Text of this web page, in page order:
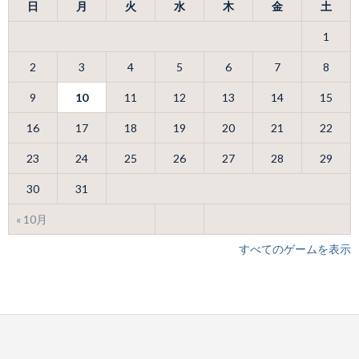
日 月 火 水 木 金 土
« 10月
1
2 3 4 5 6 7 8
9 10 11 12 13 14 15
16 17 18 19 20 21 22
23 24 25 26 27 28 29
30 31
すべてのゲームを表示